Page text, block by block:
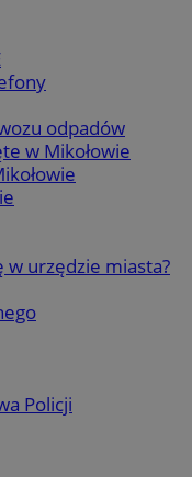
odpadów
w Mikołowie
w urzędzie miasta?
Policji